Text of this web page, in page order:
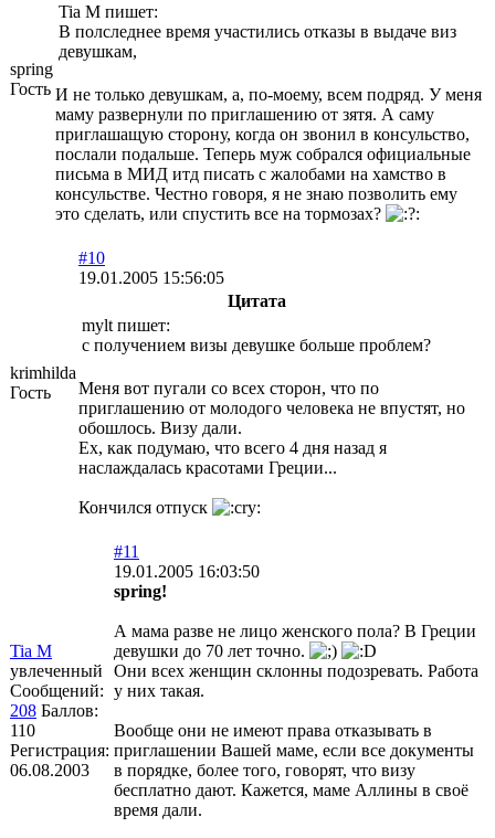
spring
Гость
Tia М пишет:
В полследнее время участились отказы в выдаче виз
девушкам,
И не только девушкам, а, по-моему, всем подряд. У меня
маму развернули по приглашению от зятя. А саму
приглашащую сторону, когда он звонил в консульство,
послали подальше. Теперь муж собрался официальные
письма в МИД итд писать с жалобами на хамство в
консульстве. Честно говоря, я не знаю позволить ему
это сделать, или спустить все на тормозах?
krimhilda
Гость
#10
19.01.2005 15:56:05
Цитата
mylt пишет:
с получением визы девушке больше проблем?
Меня вот пугали со всех сторон, что по
приглашению от молодого человека не впустят, но
обошлось. Визу дали.
Ех, как подумаю, что всего 4 дня назад я
наслаждалась красотами Греции...
Кончился отпуск
Tia М
увлеченный
Сообщений:
208 Баллов:
110
Регистрация:
06.08.2003
#11
19.01.2005 16:03:50
spring!
А мама разве не лицо женского пола? В Греции
девушки до 70 лет точно.
Они всех женщин склонны подозревать. Работа
у них такая.
Вообще они не имеют права отказывать в
приглашении Вашей маме, если все документы
в порядке, более того, говорят, что визу
бесплатно дают. Кажется, маме Аллины в своё
время дали.